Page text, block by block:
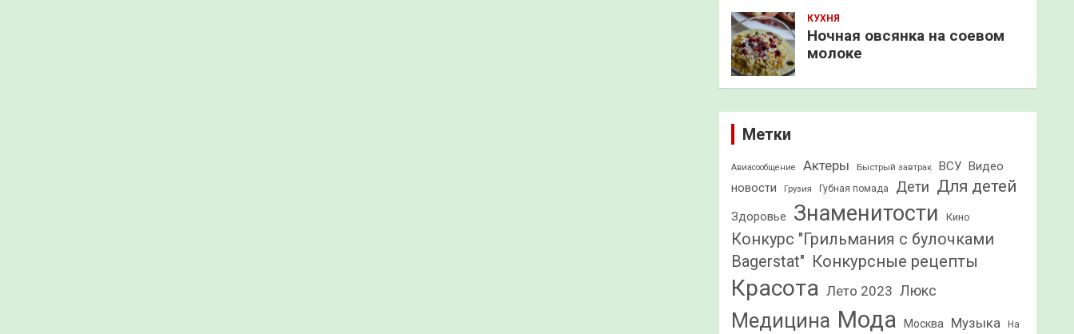
КУХНЯ
Ночная овсянка на соевом
молоке
Метки
Авиасообщение Актеры Быстрый завтрак ВСУ Видео
новости
Грузия Губная помада Дети Для детей
Здоровье Знаменитости Кино
Конкурс "Грильмания с булочками
Bagerstat" Конкурсные рецепты
Красота Лето 2023 Люкс
Медицина Мода Москва Музыка На